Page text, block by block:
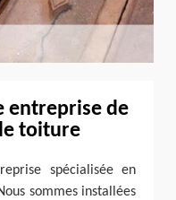
entreprise de
toiture
spécialisée en
sommes installées